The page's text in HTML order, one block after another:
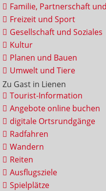
Familie, Partnerschaft
Freizeit und Sport
Gesellschaft und Soziales
Kultur
Planen und Bauen
Umwelt und Tiere
Zu Gast in Lienen
Tourist-Information
Angebote online buchen
digitale Ortsrundgänge
Radfahren
Wandern
Reiten
Ausflugsziele
Spielplätze